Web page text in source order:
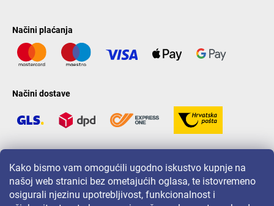
Kako bismo vam omogućili ugodno iskustvo kupnje na
našoj web stranici bez ometajućih oglasa, te istovremeno
osigurali njezinu upotrebljivost, funkcionalnost i
Načini plaćanja
Načini dostave